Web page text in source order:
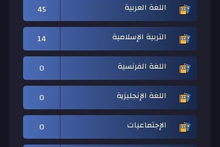
اللغة العربية
45
التربية الإسلامية
14
اللغة الفرنسية
0
اللغة الإنجليزية
0
الإجتماعيات
0